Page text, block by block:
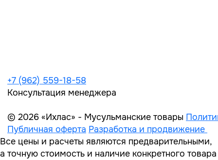
+7 (962) 559-18-58
Консультация менеджера
© 2026 «Ихлас» - Мусульманские товары
Публичная оферта Разработка и продвижение
Все цены и расчеты являются предварительными,
а точную стоимость и наличие конкретного товара